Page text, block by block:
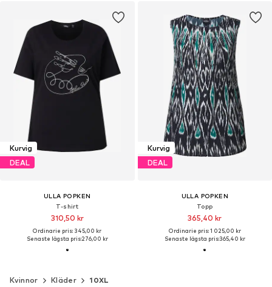
Kurvig
DEAL
ULLA POPKEN
T-shirt
310,50 kr
Ordinarie pris: 345,00 kr
Senaste lägsta pris:276,00 kr
Kurvig
DEAL
ULLA POPKEN
Topp
365,40 kr
Ordinarie pris: 1 025,00 kr
Senaste lägsta pris:365,40 kr
Kvinnor Kläder 10XL